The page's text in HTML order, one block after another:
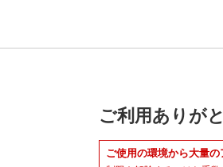
ご利用ありが
ご使用の環境から大量